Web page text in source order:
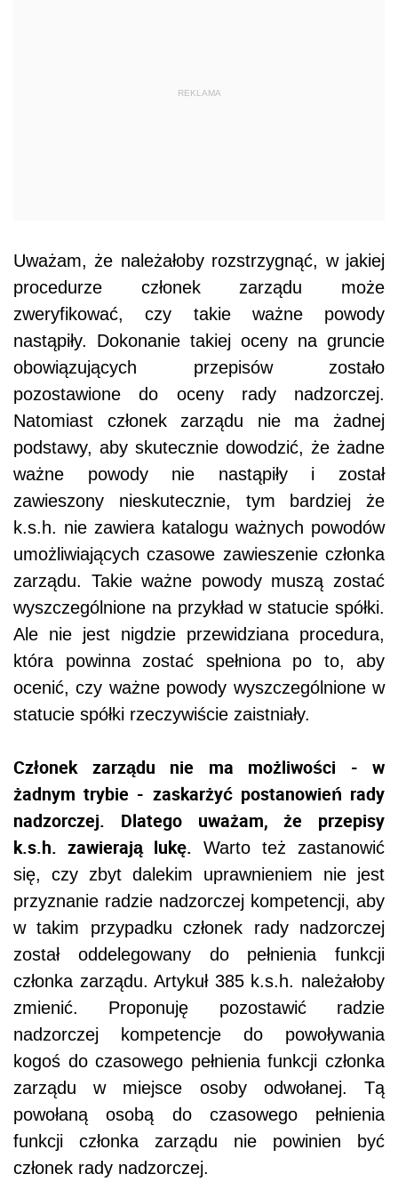
REKLAMA
Uważam, że należałoby rozstrzygnąć, w jakiej
procedurze członek zarządu może
zweryfikować, czy takie ważne powody
nastąpiły. Dokonanie takiej oceny na gruncie
obowiązujących przepisów zostało
pozostawione do oceny rady nadzorczej.
Natomiast członek zarządu nie ma żadnej
podstawy, aby skutecznie dowodzić, że żadne
ważne powody nie nastąpiły i został
zawieszony nieskutecznie, tym bardziej że
k.s.h. nie zawiera katalogu ważnych powodów
umożliwiających czasowe zawieszenie członka
zarządu. Takie ważne powody muszą zostać
wyszczególnione na przykład w statucie spółki.
Ale nie jest nigdzie przewidziana procedura,
która powinna zostać spełniona po to, aby
ocenić, czy ważne powody wyszczególnione w
statucie spółki rzeczywiście zaistniały.
Członek zarządu nie ma możliwości - w
żadnym trybie - zaskarżyć postanowień rady
nadzorczej. Dlatego uważam, że przepisy
k.s.h. zawierają lukę. Warto też zastanowić
się, czy zbyt dalekim uprawnieniem nie jest
przyznanie radzie nadzorczej kompetencji, aby
w takim przypadku członek rady nadzorczej
został oddelegowany do pełnienia funkcji
członka zarządu. Artykuł 385 k.s.h. należałoby
zmienić. Proponuję pozostawić radzie
nadzorczej kompetencje do powoływania
kogoś do czasowego pełnienia funkcji członka
zarządu w miejsce osoby odwołanej. Tą
powołaną osobą do czasowego pełnienia
funkcji członka zarządu nie powinien być
członek rady nadzorczej.